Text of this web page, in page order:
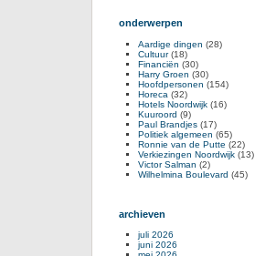
onderwerpen
Aardige dingen (28)
Cultuur(18)
Financiën (30)
Harry Groen (30)
Hoofdpersonen (154)
Horeca (32)
Hotels Noordwijk (16)
Kuuroord (9)
Paul Brandjes (17)
Politiek algemeen (65)
Ronnie van de Putte (22)
Verkiezingen Noordwijk (13)
Victor Salman (2)
Wilhelmina Boulevard (45)
archieven
juli 2026
juni 2026